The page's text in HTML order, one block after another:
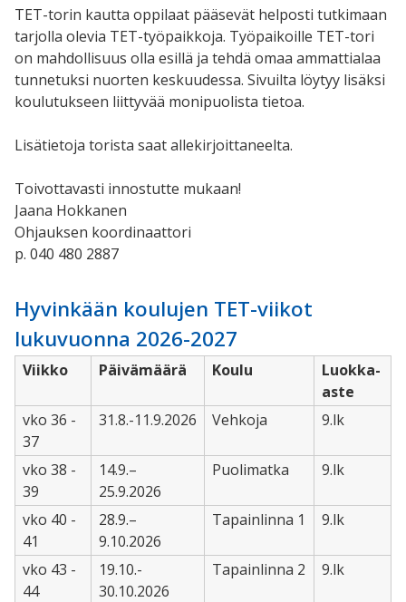
TET-torin kautta oppilaat pääsevät helposti tutkimaan
tarjolla olevia TET-työpaikkoja. Työpaikoille TET-tori
on mahdollisuus olla esillä ja tehdä omaa ammattialaa
tunnetuksi nuorten keskuudessa. Sivuilta löytyy lisäksi
koulutukseen liittyvää monipuolista tietoa.
Lisätietoja torista saat allekirjoittaneelta.
Toivottavasti innostutte mukaan!
Jaana Hokkanen
Ohjauksen koordinaattori
p. 040 480 2887
Hyvinkään koulujen TET-viikot
lukuvuonna 2026-2027
Viikko Päivämäärä Koulu
Luokka-
aste
vko 36 -
37
31.8.-11.9.2026 Vehkoja 9.lk
vko 38 -
39
14.9.–
25.9.2026
Puolimatka 9.lk
vko 40 -
41
28.9.–
9.10.2026
Tapainlinna 1 9.lk
vko 43 -
44
19.10.-
30.10.2026
Tapainlinna 2 9.lk